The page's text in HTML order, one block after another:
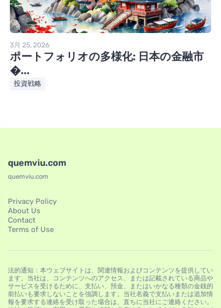
3月 25, 2026
ポートフォリオの多様化: 日本の金融市
�...
投資戦略
quemviu.com
quemviu.com
Privacy Policy
About Us
Contact
Terms of Use
法的通知：本ウェブサイトは、関連情報およびコンテンツを提供してい
ます。当社は、コンテンツへのアクセス、または記載されている商品や
サービスを受けるために、支払い、預金、またはいかなる種類の金銭的
前払いも要求しないことを強調します。当社名義で支払いまたは追加情
報を要求する連絡を受け取った場合は、直ちに当社にご連絡ください。